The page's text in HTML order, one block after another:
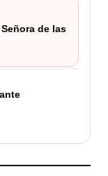
de las